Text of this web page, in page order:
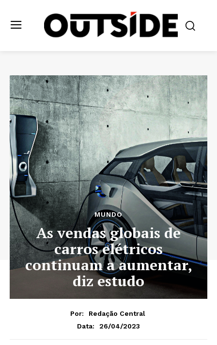
MUNDO
As vendas globais de
carros elétricos
continuam a aumentar,
diz estudo
Por:
Redação Central
Data:
26/04/2023